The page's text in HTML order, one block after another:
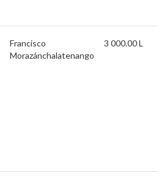
Francisco
Morazánchalatenango
3 000.00 L